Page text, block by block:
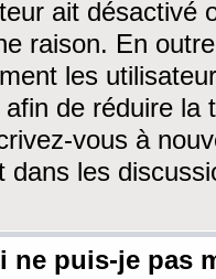
ait désactivé
raison. En
les
de réduire la
vous à
dans les
ne puis-je pas